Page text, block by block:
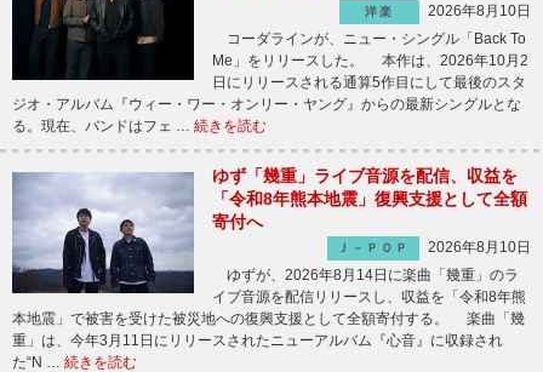
洋楽
2026年8月10日
コーダラインが、ニュー・シングル「Back To
Me」をリリースした。 本作は、2026年10月2
日にリリースされる通算5作目にして最後のスタ
ジオ・アルバム『ウィー・ワー・オンリー・ヤング』からの最新シングルとな
る。現在、バンドはフェ … 続きを読む
ゆず「幾重」ライブ音源を配信、収益を
「令和8年熊本地震」復興支援として全額
寄付へ
Ｊ－ＰＯＰ
2026年8月10日
ゆずが、2026年8月14日に楽曲「幾重」のラ
イブ音源を配信リリースし、収益を「令和8年熊
本地震」で被害を受けた被災地への復興支援として全額寄付する。 楽曲「幾
重」は、今年3月11日にリリースされたニューアルバム『心音』に収録され
た“N … 続きを読む